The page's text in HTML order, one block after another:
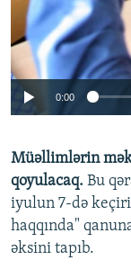
0:00
Müəllimlərin
qoyulacaq. Bu
iyulun 7-də
haqqında"
əksini tapıb.